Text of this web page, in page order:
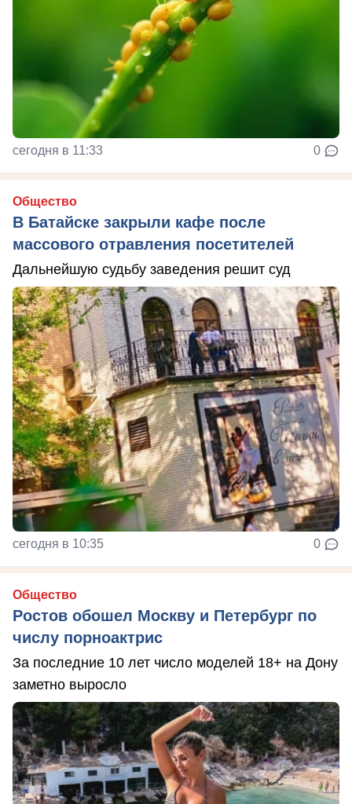
сегодня в 11:33 0
Общество
В Батайске закрыли кафе после
массового отравления посетителей
Дальнейшую судьбу заведения решит суд
сегодня в 10:35 0
Общество
Ростов обошел Москву и Петербург по
числу порноактрис
За последние 10 лет число моделей 18+ на Дону
заметно выросло